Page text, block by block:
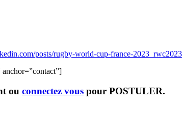
posts/rugby-world-cup-france-
ou connectez vous pour POSTULER.